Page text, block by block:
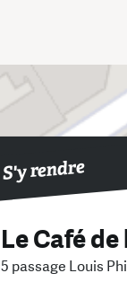
S'y rendre
Le Café
5 passage Louis